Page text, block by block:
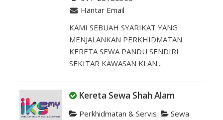
Hantar Email
KAMI SEBUAH SYARIKAT YANG
MENJALANKAN PERKHIDMATAN
KERETA SEWA PANDU SENDIRI
SEKITAR KAWASAN KLAN...
Kereta Sewa Shah Alam
Perkhidmatan & Servis
Sewa